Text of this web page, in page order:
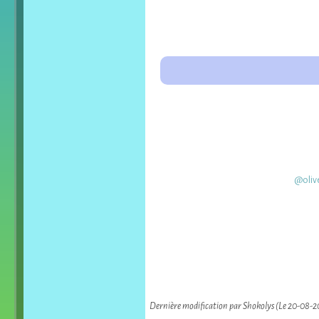
Dernière modification par Shokolys (Le 20-08-